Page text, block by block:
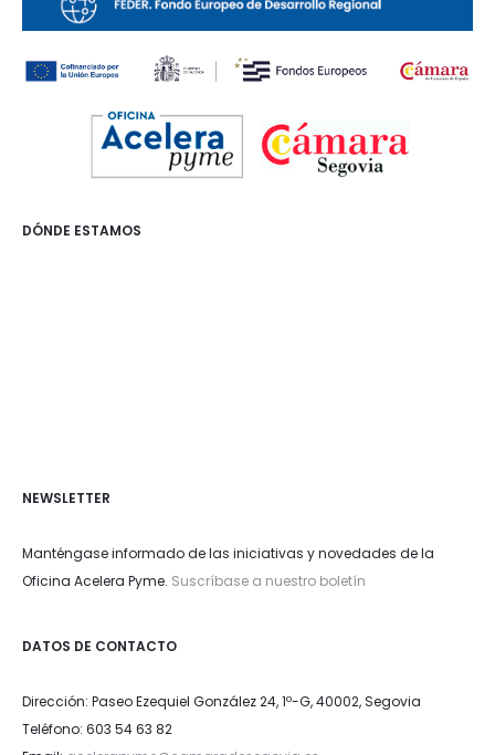
DÓNDE ESTAMOS
NEWSLETTER
Manténgase informado de las iniciativas y novedades de la
Oficina Acelera Pyme. Suscríbase a nuestro boletín
DATOS DE CONTACTO
Dirección: Paseo Ezequiel González 24, 1º-G, 40002, Segovia
Teléfono: 603 54 63 82